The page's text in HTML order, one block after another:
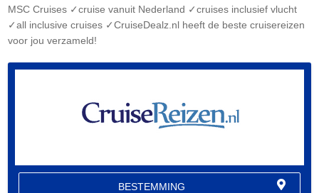
MSC Cruises ✓cruise vanuit Nederland ✓cruises inclusief vlucht
✓all inclusive cruises ✓CruiseDealz.nl heeft de beste cruisereizen
voor jou verzameld!
BESTEMMING